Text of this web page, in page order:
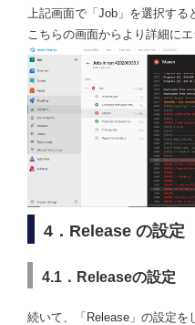
上記画面で「Job」を選択する
こちらの画面からより詳細に
4．Release の設定
4.1．Releaseの設定
続いて、「Release」の設定を